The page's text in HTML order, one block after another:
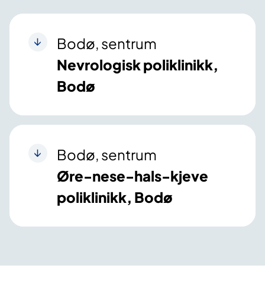
Bodø, sentrum
Nevrologisk poliklinikk,
Bodø
Bodø, sentrum
Øre-nese-hals-kjeve
poliklinikk, Bodø